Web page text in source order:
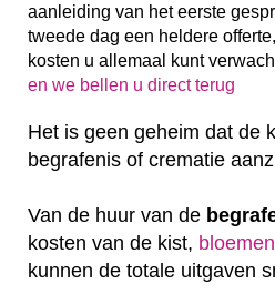
aanleiding van het eerste
tweede dag een heldere
kosten u allemaal kunt
en we bellen u direct terug
Het is geen geheim dat de
begrafenis of crematie
Van de huur van de
kosten van de kist, bloemen
kunnen de totale uitgaven